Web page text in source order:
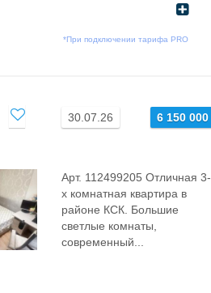
*При подключении тарифа PRO
30.07.26 6 150 000
Арт. 112499205 Отличная 3-
х комнатная квартира в
районе КСК. Большие
светлые комнаты,
современный...